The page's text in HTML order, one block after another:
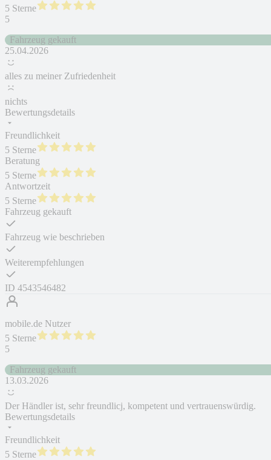
5 Sterne
5
Fahrzeug gekauft
25.04.2026
alles zu meiner Zufriedenheit
nichts
Bewertungsdetails
Freundlichkeit
5 Sterne
Beratung
5 Sterne
Antwortzeit
5 Sterne
Fahrzeug gekauft
Fahrzeug wie beschrieben
Weiterempfehlungen
ID 4543546482
mobile.de Nutzer
5 Sterne
5
Fahrzeug gekauft
13.03.2026
Der Händler ist, sehr freundlicj, kompetent und vertrauenswürdig.
Bewertungsdetails
Freundlichkeit
5 Sterne